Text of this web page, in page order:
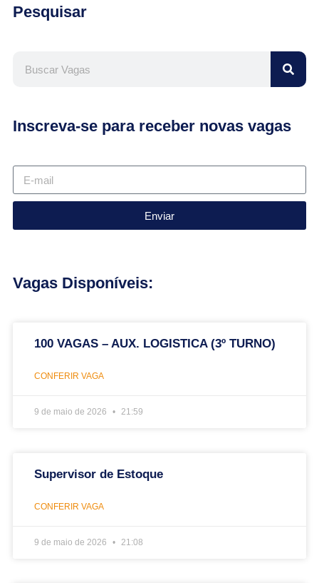
Pesquisar
Inscreva-se para receber novas vagas
Enviar
Vagas Disponíveis:
100 VAGAS – AUX. LOGISTICA (3º TURNO)
CONFERIR VAGA
9 de maio de 2026 21:59
Supervisor de Estoque
CONFERIR VAGA
9 de maio de 2026 21:08